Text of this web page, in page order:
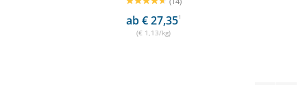
ab € 27,351
(€ 1,13/kg)